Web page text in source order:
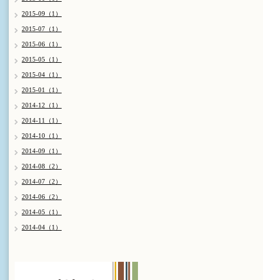
2015-09（1）
2015-07（1）
2015-06（1）
2015-05（1）
2015-04（1）
2015-01（1）
2014-12（1）
2014-11（1）
2014-10（1）
2014-09（1）
2014-08（2）
2014-07（2）
2014-06（2）
2014-05（1）
2014-04（1）